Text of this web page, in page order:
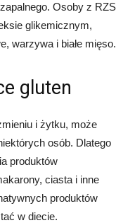
Osoby z RZS
glikemicznym,
warzywa i białe mięso.
gluten
i żytku, może
osób. Dlatego
produktów
ciasta i inne
produktów
w diecie.